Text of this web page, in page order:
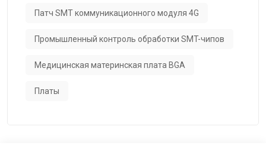
Патч SMT коммуникационного модуля 4G
Промышленный контроль обработки SMT-чипов
Медицинская материнская плата BGA
Платы